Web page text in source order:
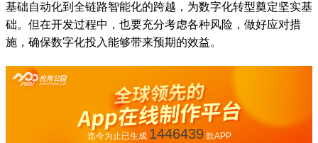
基础自动化到全链路智能化的跨越，为数字化转型奠定坚实基
础。但在开发过程中，也要充分考虑各种风险，做好应对措
施，确保数字化投入能够带来预期的效益。
迄今为止已生成 1446439款APP